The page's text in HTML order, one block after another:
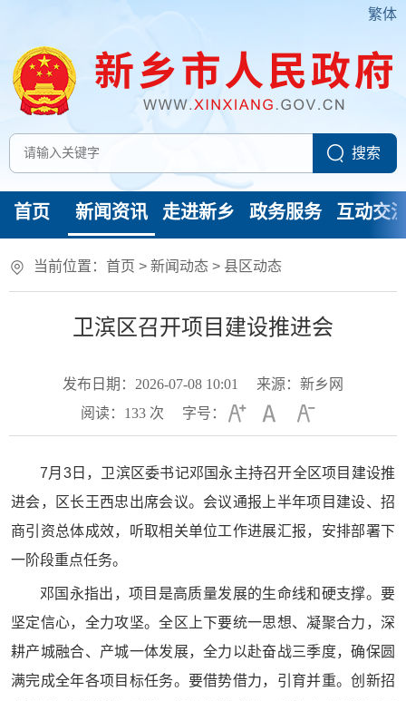
繁体
首页 新闻资讯 走进新乡 政务服务 互动交
当前位置： 首页 > 新闻动态 > 县区动态
卫滨区召开项目建设推进会
发布日期：2026-07-08 10:01
来源：新乡网
阅读： 133次 字号：
7月3日，卫滨区委书记邓国永主持召开全区项目建设推
进会，区长王西忠出席会议。会议通报上半年项目建设、招
商引资总体成效，听取相关单位工作进展汇报，安排部署下
一阶段重点任务。
邓国永指出，项目是高质量发展的生命线和硬支撑。要
坚定信心，全力攻坚。全区上下要统一思想、凝聚合力，深
耕产城融合、产城一体发展，全力以赴奋战三季度，确保圆
满完成全年各项目标任务。要借势借力，引育并重。创新招